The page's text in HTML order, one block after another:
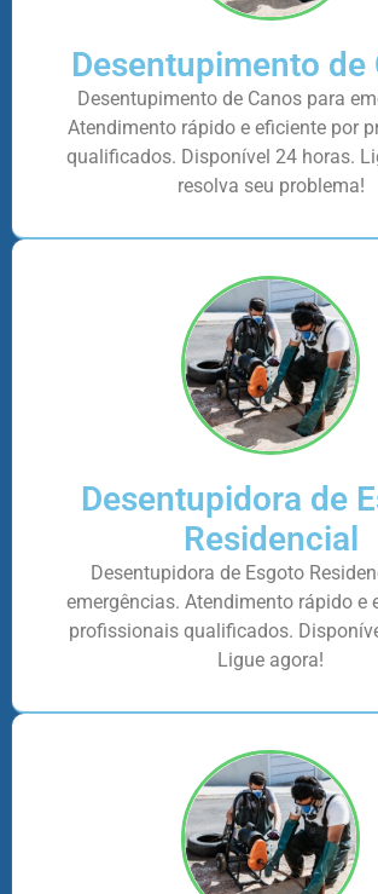
Desentupimento de
Desentupimento de Canos para
Atendimento rápido e eficiente por
qualificados. Disponível 24 horas.
resolva seu problema!
Desentupidora de
Residencial
Desentupidora de Esgoto
emergências. Atendimento rápido e
profissionais qualificados.
Ligue agora!